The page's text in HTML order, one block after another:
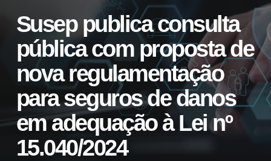
Susep publica consulta
pública com proposta de
nova regulamentação
para seguros de danos
em adequação à Lei nº
15.040/2024